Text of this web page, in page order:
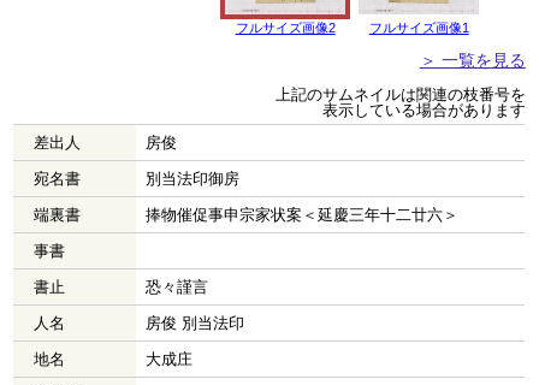
フルサイズ画像2 フルサイズ画像1
＞ 一覧を見る
上記のサムネイルは関連の枝番号を
表示している場合があります
差出人
房俊
宛名書
別当法印御房
端裏書
捧物催促事申宗家状案＜延慶三年十二廿六＞
事書
書止
恐々謹言
人名
房俊 別当法印
地名
大成庄